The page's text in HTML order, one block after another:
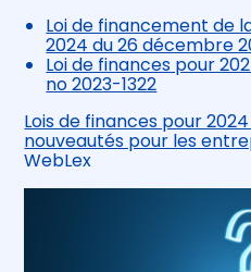
Loi de financement de
2024 du 26 décembre
Loi de finances pour
no 2023-1322
Lois de finances pour
nouveautés pour les
WebLex